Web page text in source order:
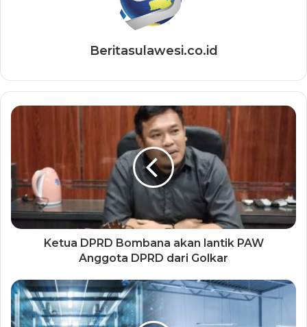
Beritasulawesi.co.id
Ketua DPRD Bombana akan lantik PAW
Anggota DPRD dari Golkar